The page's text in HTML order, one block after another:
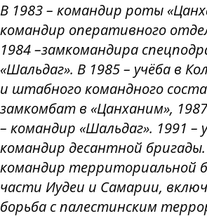
В 1983 – командир роты
командир оперативного
1984 –замкомандира
«Шальдаг». В 1985 – учёба в
и штабного командного
замкомбат в «Цанханим»,
– командир «Шальдаг». 1991 –
командир десантной бригады.
командир территориальной
части Иудеи и Самарии,
борьба с палестинским